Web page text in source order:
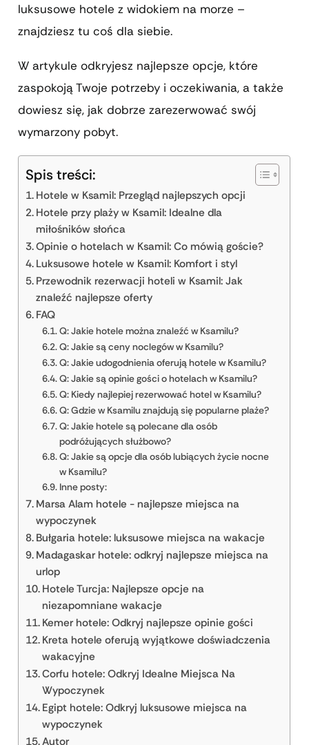
luksusowe hotele z widokiem na morze –
znajdziesz tu coś dla siebie.
W artykule odkryjesz najlepsze opcje, które
zaspokoją Twoje potrzeby i oczekiwania, a także
dowiesz się, jak dobrze zarezerwować swój
wymarzony pobyt.
Spis treści:
Hotele w Ksamil: Przegląd najlepszych opcji
Hotele przy plaży w Ksamil: Idealne dla
miłośników słońca
Opinie o hotelach w Ksamil: Co mówią goście?
Luksusowe hotele w Ksamil: Komfort i styl
Przewodnik rezerwacji hoteli w Ksamil: Jak
znaleźć najlepsze oferty
FAQ
Q: Jakie hotele można znaleźć w Ksamilu?
Q: Jakie są ceny noclegów w Ksamilu?
Q: Jakie udogodnienia oferują hotele w Ksamilu?
Q: Jakie są opinie gości o hotelach w Ksamilu?
Q: Kiedy najlepiej rezerwować hotel w Ksamilu?
Q: Gdzie w Ksamilu znajdują się popularne plaże?
Q: Jakie hotele są polecane dla osób
podróżujących służbowo?
Q: Jakie są opcje dla osób lubiących życie nocne
w Ksamilu?
Inne posty:
Marsa Alam hotele - najlepsze miejsca na
wypoczynek
Bułgaria hotele: luksusowe miejsca na wakacje
Madagaskar hotele: odkryj najlepsze miejsca na
urlop
Hotele Turcja: Najlepsze opcje na
niezapomniane wakacje
Kemer hotele: Odkryj najlepsze opinie gości
Kreta hotele oferują wyjątkowe doświadczenia
wakacyjne
Corfu hotele: Odkryj Idealne Miejsca Na
Wypoczynek
Egipt hotele: Odkryj luksusowe miejsca na
wypoczynek
Autor